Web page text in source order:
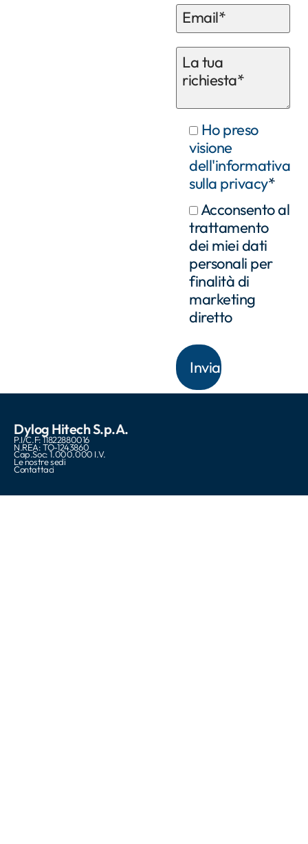
Ho preso
visione
dell'informativa
sulla privacy*
Acconsento al
trattamento
dei miei dati
personali per
finalità di
marketing
diretto
Dylog Hitech S.p.A.
P.I/C.F: 11822880016
N.REA: TO-1243860
Cap.Soc: 1.000.000 I.V.
Le nostre sedi
Contattaci